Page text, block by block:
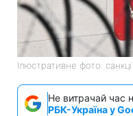
Ілюстративне фото:
Не витрачай час
РБК-Україна у